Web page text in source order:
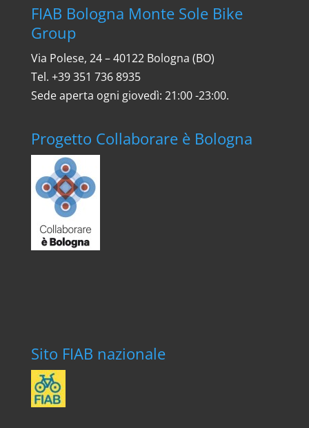
FIAB Bologna Monte Sole Bike
Group
Via Polese, 24 – 40122 Bologna (BO)
Tel. ‎+39 351 736 8935
Sede aperta ogni giovedì: 21:00 -23:00.
Progetto Collaborare è Bologna
Sito FIAB nazionale